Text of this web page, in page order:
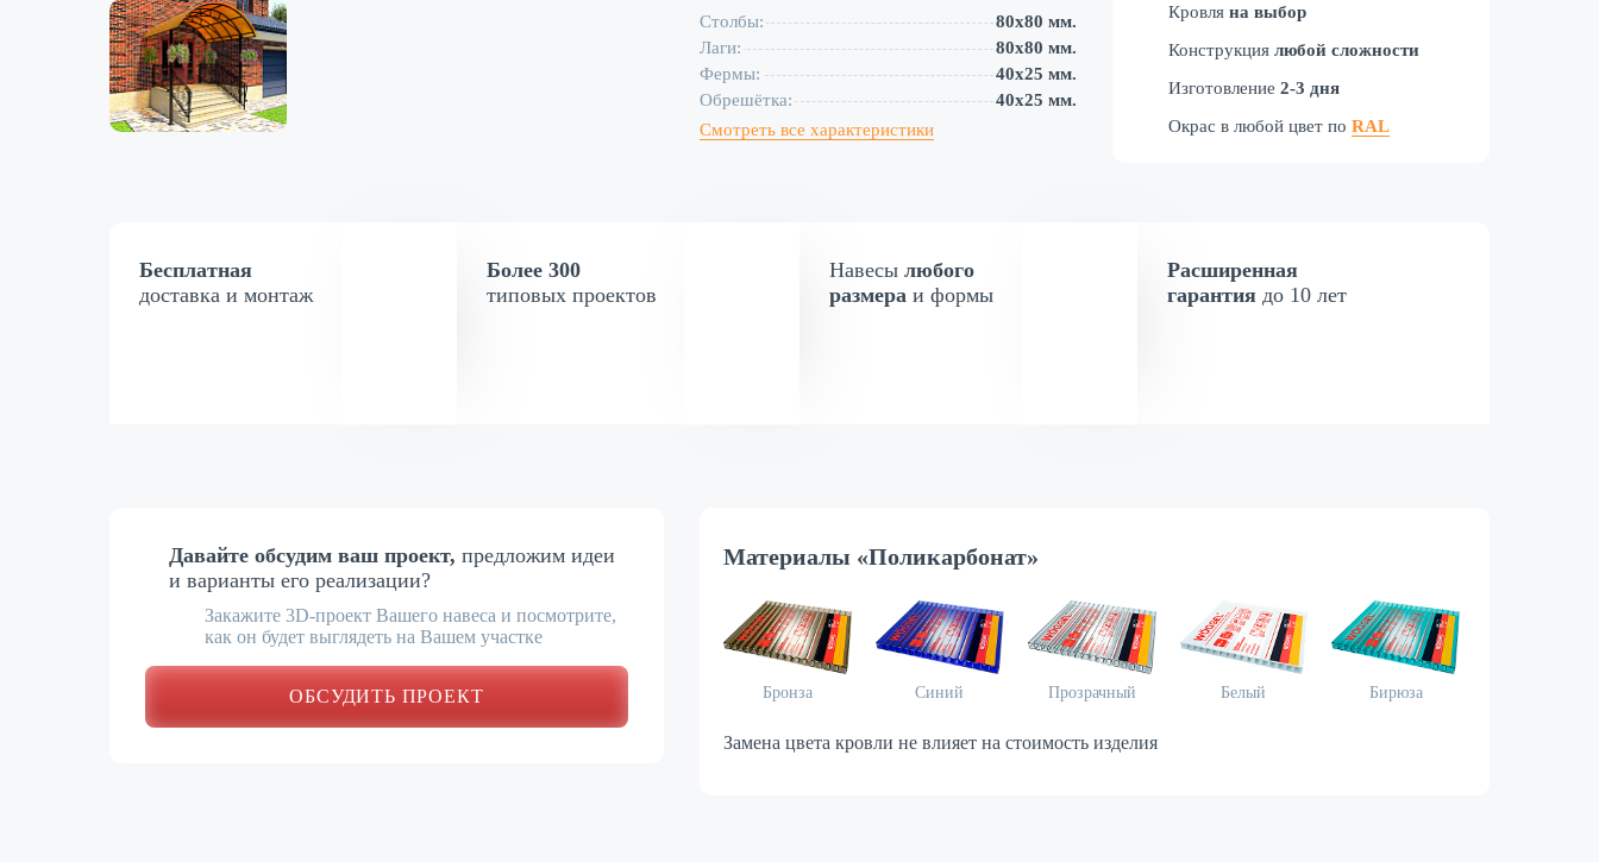
Столбы:
80х80 мм.
Лаги:
80х80 мм.
Фермы:
40х25 мм.
Обрешётка:
40х25 мм.
Смотреть все характеристики
Кровля на выбор
Конструкция любой сложности
Изготовление 2-3 дня
Окрас в любой цвет по RAL
Бесплатная
доставка и монтаж
Более 300
типовых проектов
Навесы любого
размера и формы
Расширенная
гарантиядо 10 лет
Давайте обсудим ваш проект, предложим идеи
и варианты его реализации?
Закажите 3D-проект Вашего навеса и посмотрите,
как он будет выглядеть на Вашем участке
ОБСУДИТЬ ПРОЕКТ
Материалы «Поликарбонат»
Жёлтый Красный Бронза Синий Прозрачный Белый Бирюза
Замена цвета кровли не влияет на стоимость изделия